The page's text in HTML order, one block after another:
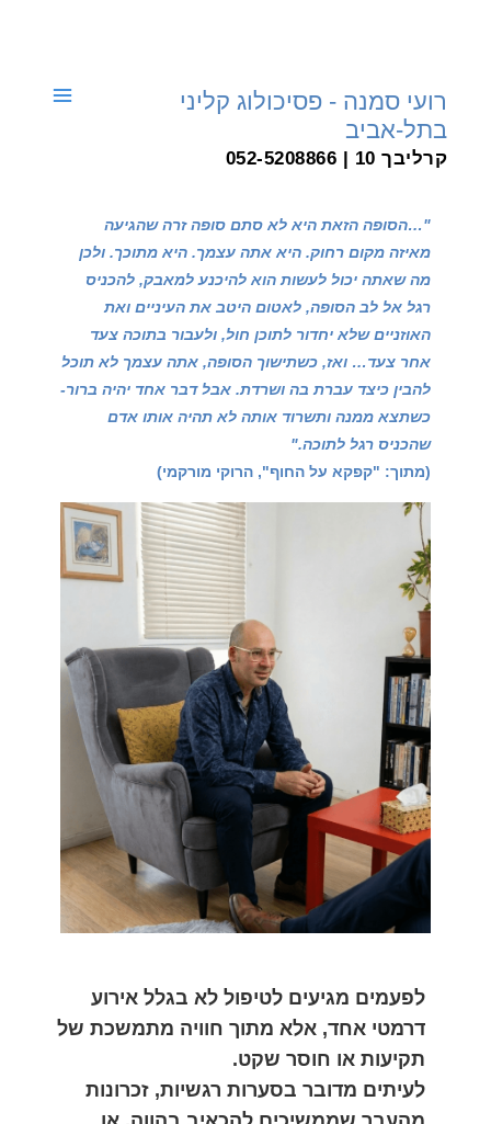
רועי סמנה - פסיכולוג קליני
בתל-אביב
קרליבך 10 | 052-5208866
"…הסופה הזאת היא לא סתם סופה זרה שהגיעה
מאיזה מקום רחוק. היא אתה עצמך. היא מתוכך. ולכן
מה שאתה יכול לעשות הוא להיכנע למאבק, להכניס
רגל אל לב הסופה, לאטום היטב את העיניים ואת
האוזניים שלא יחדור לתוכן חול, ולעבור בתוכה צעד
אחר צעד… ואז, כשתישוך הסופה, אתה עצמך לא תוכל
להבין כיצד עברת בה ושרדת. אבל דבר אחד יהיה ברור-
כשתצא ממנה ותשרוד אותה לא תהיה אותו אדם
שהכניס רגל לתוכה."
(מתוך: "קפקא על החוף", הרוקי מורקמי)
לפעמים מגיעים לטיפול לא בגלל אירוע
דרמטי אחד, אלא מתוך חוויה מתמשכת של
תקיעות או חוסר שקט.
לעיתים מדובר בסערות רגשיות, זכרונות